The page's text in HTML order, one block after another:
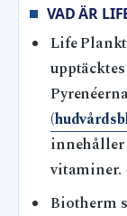
VAD ÄR
Life
innehåller
vitaminer.
Biotherm